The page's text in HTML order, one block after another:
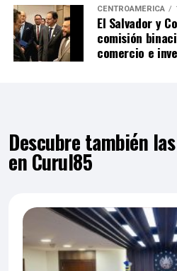
CENTROAMÉRICA
El Salvador y
comisión
comercio e
Descubre también
en Curul85